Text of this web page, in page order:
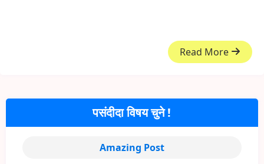
Read More
पसंदीदा विषय चुने !
Amazing Post